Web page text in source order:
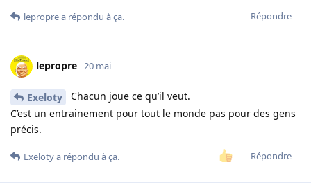
Répondre
leproprea répondu à ça.
lepropre 20 mai
Exeloty
Chacun joue ce qu’il veut.
C’est un entrainement pour tout le monde pas pour des gens
précis.
Répondre
Exelotya répondu à ça.